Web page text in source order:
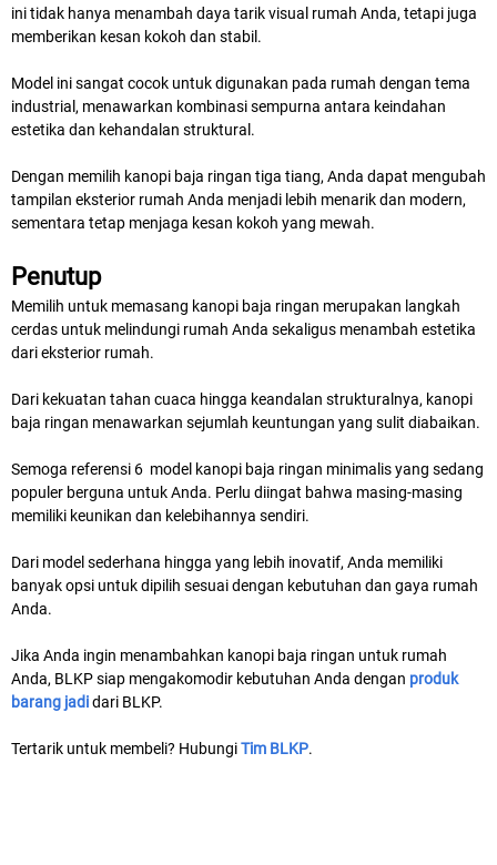
ini tidak hanya menambah daya tarik visual rumah Anda, tetapi juga
memberikan kesan kokoh dan stabil.
Model ini sangat cocok untuk digunakan pada rumah dengan tema
industrial, menawarkan kombinasi sempurna antara keindahan
estetika dan kehandalan struktural.
Dengan memilih kanopi baja ringan tiga tiang, Anda dapat mengubah
tampilan eksterior rumah Anda menjadi lebih menarik dan modern,
sementara tetap menjaga kesan kokoh yang mewah.
Penutup
Memilih untuk memasang kanopi baja ringan merupakan langkah
cerdas untuk melindungi rumah Anda sekaligus menambah estetika
dari eksterior rumah.
Dari kekuatan tahan cuaca hingga keandalan strukturalnya, kanopi
baja ringan menawarkan sejumlah keuntungan yang sulit diabaikan.
Semoga referensi 6 model kanopi baja ringan minimalis yang sedang
populer berguna untuk Anda. Perlu diingat bahwa masing-masing
memiliki keunikan dan kelebihannya sendiri.
Dari model sederhana hingga yang lebih inovatif, Anda memiliki
banyak opsi untuk dipilih sesuai dengan kebutuhan dan gaya rumah
Anda.
Jika Anda ingin menambahkan kanopi baja ringan untuk rumah
Anda, BLKP siap mengakomodir kebutuhan Anda dengan produk
barang jadidari BLKP.
Tertarik untuk membeli? HubungiTim BLKP.